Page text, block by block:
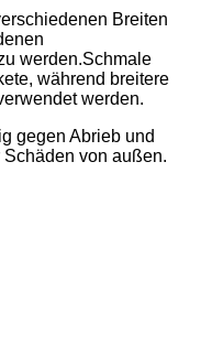
Breiten
werden.Schmale
während breitere
werden.
gegen Abrieb und
von außen.